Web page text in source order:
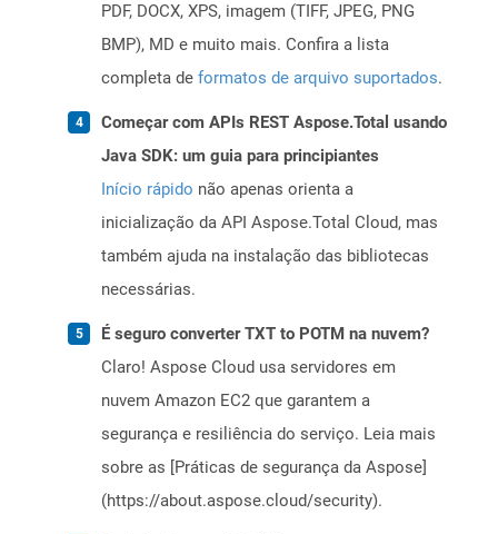
PDF, DOCX, XPS, imagem (TIFF, JPEG, PNG
BMP), MD e muito mais. Confira a lista
completa de formatos de arquivo suportados.
Começar com APIs REST Aspose.Total usando
Java SDK: um guia para principiantes
Início rápido não apenas orienta a
inicialização da API Aspose.Total Cloud, mas
também ajuda na instalação das bibliotecas
necessárias.
É seguro converter TXT to POTM na nuvem?
Claro! Aspose Cloud usa servidores em
nuvem Amazon EC2 que garantem a
segurança e resiliência do serviço. Leia mais
sobre as [Práticas de segurança da Aspose]
(https://about.aspose.cloud/security).